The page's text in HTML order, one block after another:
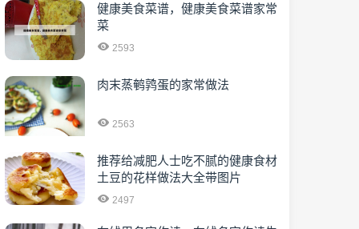
健康美食菜谱，健康美食菜谱家常
菜
2593
肉末蒸鹌鹑蛋的家常做法
2563
推荐给减肥人士吃不腻的健康食材
土豆的花样做法大全带图片
2497